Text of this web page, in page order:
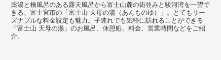
薬湯と檜風呂のある露天風呂から富士山麓の街並みと駿河湾を一望で
きる、富士宮市の「富士山 天母の湯（あんものゆ）」。とてもリー
ズナブルな料金設定も魅力。子連れでも気軽に訪れることができる
「富士山 天母の湯」のお風呂、休憩処、料金、営業時間などをご紹
介。